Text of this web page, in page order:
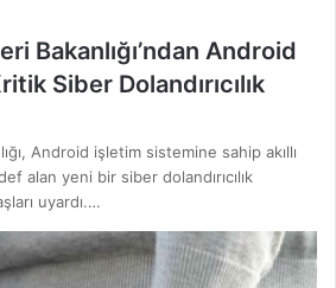
Bakanlığı’ndan Android
Siber Dolandırıcılık
Android işletim sistemine sahip akıllı
alan yeni bir siber dolandırıcılık
uyardı.…